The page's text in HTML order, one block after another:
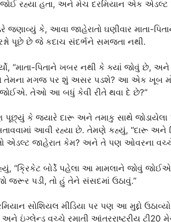
જોઈ રહ્યા હતા, અને મેચ દરમિયાન એક
જણાવ્યું કે, આવા જાહેરાતો ઘણીવાર માતા-
પૂછે છે જે કદાચ સંદર્ભને સમજતા નથી.
“માતા-પિતાને ખબર નથી કે ક્યાં જોવું છે,
મગજ પર શું અસર પડશે? આ એક ખૂબ
તેઓ આ બધું કેવી રીતે થવા દે છે?”
કે જ્યારે દારૂ અને તમાકુ સાથે જોડાયેલા
આવી રહ્યા છે. તેમણે કહ્યું, “દારૂ અને
એડલ્ટ જાહેરાત કેમ? અને તે પણ ઓવરના
“ક્રિકેટ બોર્ડે પહેલા આ મામલાને જોવું
જરૂર પડી, તો હું તેને સંસદમાં ઉઠાવું.”
સોશિયલ મીડિયા પર પણ આ મુદ્દો
અને ઇંગ્લેન્ડ વચ્ચે રમાતી આંતરરાષ્ટ્રીય